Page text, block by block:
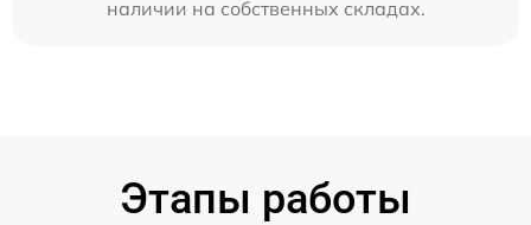
наличии на собственных складах.
Этапы работы